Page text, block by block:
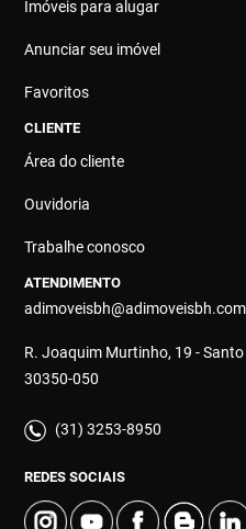
Imóveis para alugar
Anunciar seu imóvel
Favoritos
CLIENTE
Área do cliente
Ouvidoria
Trabalhe conosco
ATENDIMENTO
R. Joaquim Murtinho, 19 -
30350-050
(31) 3253-8950
REDES SOCIAIS